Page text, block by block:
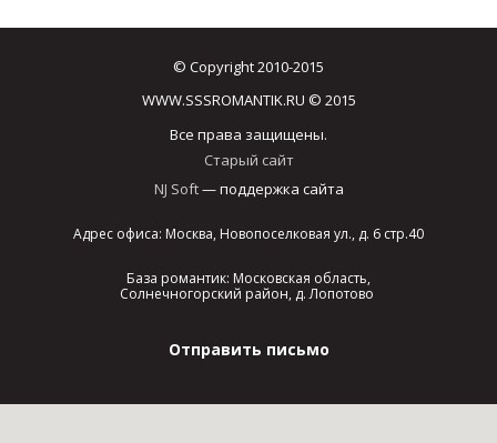
© Copyright 2010-2015
WWW.SSSROMANTIK.RU © 2015
Все права защищены.
Старый сайт
NJ Soft— поддержка сайта
Адрес офиса: Москва, Новопоселковая ул., д. 6 стр.40
База романтик: Московская область,
Солнечногорский район, д. Лопотово
Отправить письмо